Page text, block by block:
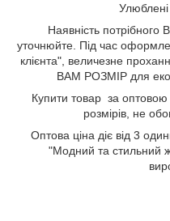
Улюблені
Наявність потрібного
уточнюйте. Під час
клієнта", величезне
ВАМ РОЗМІР для
Купити товар за
розмірів, не
Оптова ціна діє від 3
"Модний та стильний